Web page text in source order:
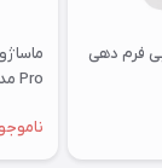
فرم دهی
Pro مدل HB-005